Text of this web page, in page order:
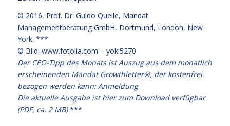
© 2016, Prof. Dr. Guido Quelle, Mandat
Managementberatung GmbH, Dortmund, London, New
York. ***
© Bild: www.fotolia.com – yoki5270
Der CEO-Tipp des Monats ist Auszug aus dem monatlich
erscheinenden Mandat Growthletter®, der kostenfrei
bezogen werden kann:Anmeldung
Die aktuelle Ausgabe ist hier zum Download verfügbar
(PDF, ca. 2 MB)***